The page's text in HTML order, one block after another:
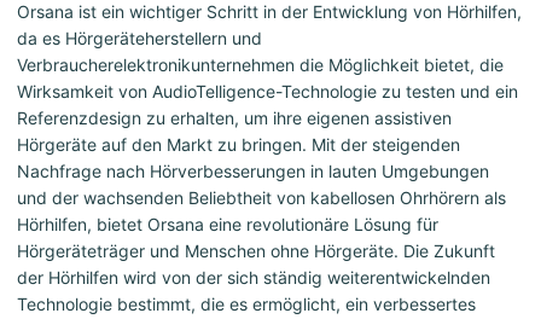
Orsana ist ein wichtiger Schritt in der Entwicklung von Hörhilfen,
da es Hörgeräteherstellern und
Verbraucherelektronikunternehmen die Möglichkeit bietet, die
Wirksamkeit von AudioTelligence-Technologie zu testen und ein
Referenzdesign zu erhalten, um ihre eigenen assistiven
Hörgeräte auf den Markt zu bringen. Mit der steigenden
Nachfrage nach Hörverbesserungen in lauten Umgebungen
und der wachsenden Beliebtheit von kabellosen Ohrhörern als
Hörhilfen, bietet Orsana eine revolutionäre Lösung für
Hörgeräteträger und Menschen ohne Hörgeräte. Die Zukunft
der Hörhilfen wird von der sich ständig weiterentwickelnden
Technologie bestimmt, die es ermöglicht, ein verbessertes